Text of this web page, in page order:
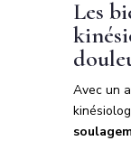
Les
Avec un